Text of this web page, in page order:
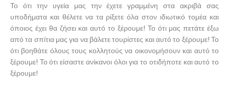
Το ότι την υγεία μας την έχετε γραμμένη στα ακριβά σας
υποδήματα και θέλετε να τα ρίξετε όλα στον ιδιωτικό τομέα και
όποιος έχει θα ζήσει και αυτό το ξέρουμε! Το ότι μας πετάτε έξω
από τα σπίτια μας για να βάλετε τουρίστες και αυτό το ξέρουμε! Το
ότι βοηθάτε όλους τους κολλητούς να οικονομήσουν και αυτό το
ξέρουμε! Το ότι είσαστε ανίκανοι όλοι για το οτιδήποτε και αυτό το
ξέρουμε!